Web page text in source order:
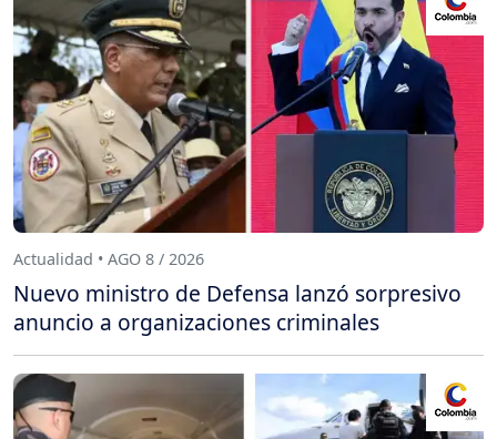
Actualidad • AGO 8 / 2026
Nuevo ministro de Defensa lanzó sorpresivo
anuncio a organizaciones criminales